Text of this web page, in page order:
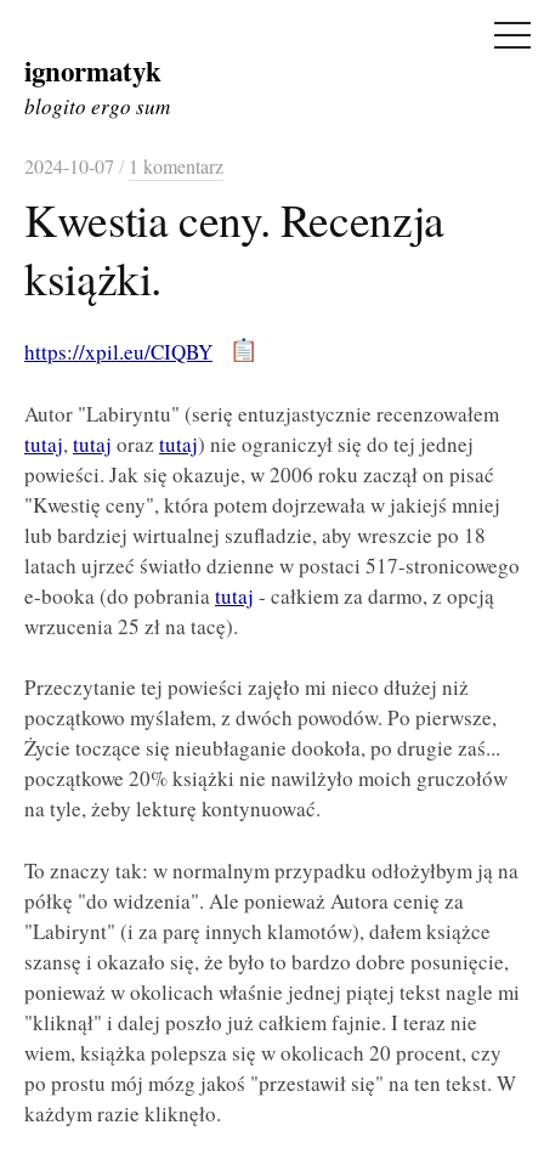
Skip
to
ignormatyk
blogito ergo sum
2024-10-07 / 1 komentarz
Kwestia ceny. Recenzja
książki.
https://xpil.eu/CIQBY
Autor "Labiryntu" (serię entuzjastycznie recenzowałem
tutaj,tutaj oraz tutaj) nie ograniczył się do tej jednej
powieści. Jak się okazuje, w 2006 roku zaczął on pisać
"Kwestię ceny", która potem dojrzewała w jakiejś mniej
lub bardziej wirtualnej szufladzie, aby wreszcie po 18
latach ujrzeć światło dzienne w postaci 517-stronicowego
e-booka (do pobraniatutaj - całkiem za darmo, z opcją
wrzucenia 25 zł na tacę).
Przeczytanie tej powieści zajęło mi nieco dłużej niż
początkowo myślałem, z dwóch powodów. Po pierwsze,
Życie toczące się nieubłaganie dookoła, po drugie zaś...
początkowe 20% książki nie nawilżyło moich gruczołów
na tyle, żeby lekturę kontynuować.
To znaczy tak: w normalnym przypadku odłożyłbym ją na
półkę "do widzenia". Ale ponieważ Autora cenię za
"Labirynt" (i za parę innych klamotów), dałem książce
szansę i okazało się, że było to bardzo dobre posunięcie,
ponieważ w okolicach właśnie jednej piątej tekst nagle mi
"kliknął" i dalej poszło już całkiem fajnie. I teraz nie
wiem, książka polepsza się w okolicach 20 procent, czy
po prostu mój mózg jakoś "przestawił się" na ten tekst. W
każdym razie kliknęło.